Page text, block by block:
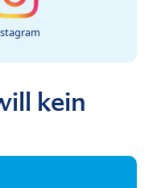
kein